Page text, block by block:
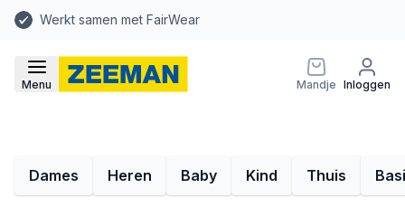
Werkt samen met FairWear
Menu Mandje Inloggen
Dames Heren Baby Kind Thuis